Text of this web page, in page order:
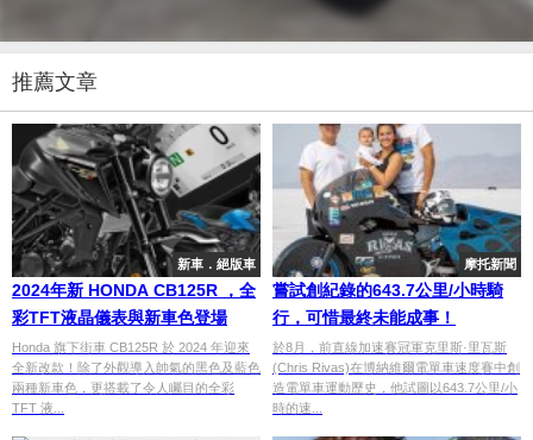
推薦文章
新車．絕版車
2024年新 HONDA CB125R ，全
彩TFT液晶儀表與新車色登場
Honda 旗下街車 CB125R 於 2024 年迎來
全新改款！除了外觀導入帥氣的黑色及藍色
兩種新車色，更搭載了令人矚目的全彩
TFT 液...
摩托新聞
嘗試創紀錄的643.7公里/小時騎
行，可惜最終未能成事！
於8月，前直線加速賽冠軍克里斯·里瓦斯
(Chris Rivas)在博納維爾電單車速度賽中創
造電單車運動歷史，他試圖以643.7公里/小
時的速...